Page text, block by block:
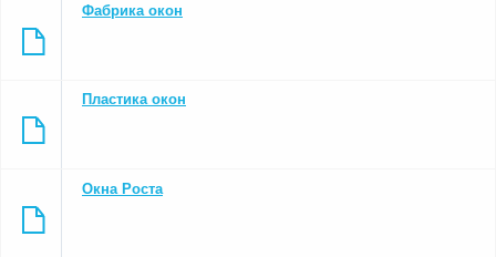
Фабрика окон
Пластика окон
Окна Роста